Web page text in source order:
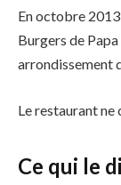
En octobre
Burgers de
arrondissement
Le restaurant
Ce qui le